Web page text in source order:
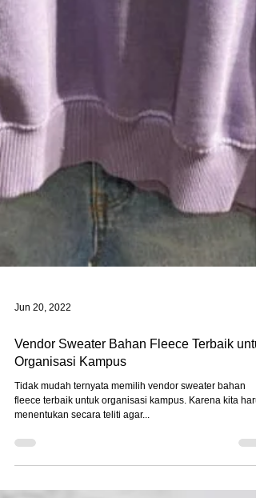
Jun 20, 2022
Vendor Sweater Bahan Fleece Terbaik
Organisasi Kampus
Tidak mudah ternyata memilih vendor sweater bahan
menentukan secara teliti agar...